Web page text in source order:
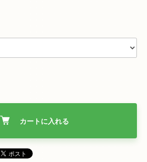
カートに入れる